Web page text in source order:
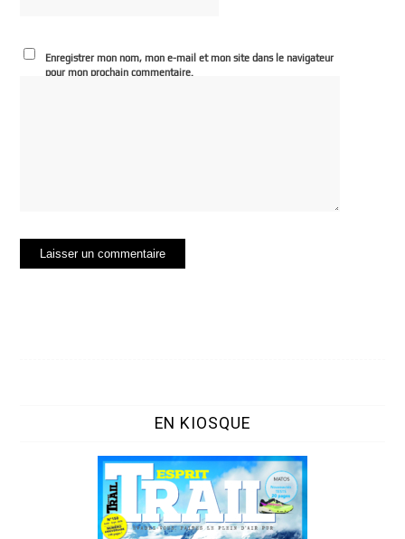
Enregistrer mon nom, mon e-mail et mon site dans le navigateur
pour mon prochain commentaire.
EN KIOSQUE